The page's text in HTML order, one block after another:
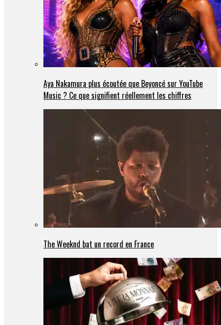
Aya Nakamura plus écoutée que Beyoncé sur YouTube
Music ? Ce que signifient réellement les chiffres
The Weeknd bat un record en France